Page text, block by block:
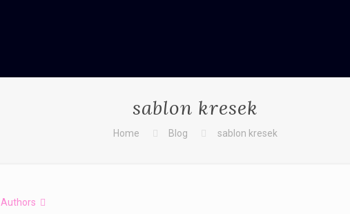
sablon kresek
Home Blog sablon kresek
Authors